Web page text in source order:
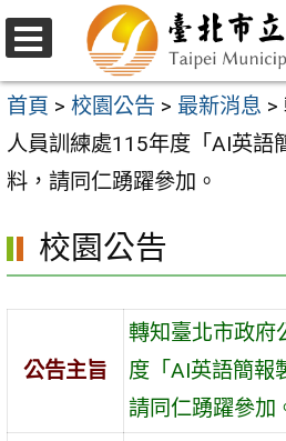
跳
至
主
要
內
區
選
單
首頁 > 校園公告 > 最新消息 >
人員訓練處115年度「AI英語
料，請同仁踴躍參加。
校園公告
公告主旨
轉知臺北市政府
度「AI英語簡報
請同仁踴躍參加